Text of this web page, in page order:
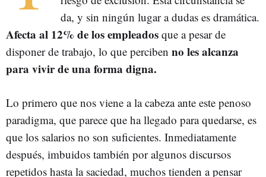
da, y sin ningún lugar a dudas es dramática.
Afecta al 12% de los empleados que a pesar de
disponer de trabajo, lo que perciben no les alcanza
para vivir de una forma digna.
Lo primero que nos viene a la cabeza ante este penoso
paradigma, que parece que ha llegado para quedarse, es
que los salarios no son suficientes. Inmediatamente
después, imbuidos también por algunos discursos
repetidos hasta la saciedad, muchos tienden a pensar